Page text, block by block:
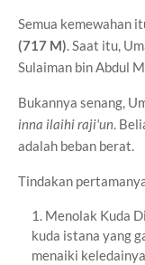
Semua kemewahan
(717 M). Saat itu,
Sulaiman bin Abdul
Bukannya senang,
inna ilaihi raji'un.
adalah beban berat.
Tindakan
Menolak Kuda
kuda istana yang
menaiki